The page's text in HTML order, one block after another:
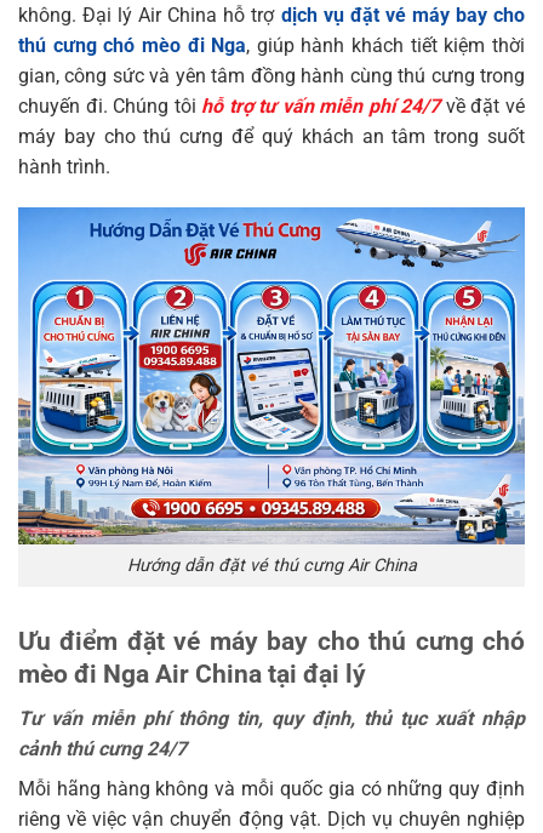
không. Đại lý Air China hỗ trợ dịch vụ đặt vé máy bay cho
thú cưng chó mèo đi Nga, giúp hành khách tiết kiệm thời
gian, công sức và yên tâm đồng hành cùng thú cưng trong
chuyến đi. Chúng tôi hỗ trợ tư vấn miễn phí 24/7về đặt vé
máy bay cho thú cưng để quý khách an tâm trong suốt
hành trình.
Hướng dẫn đặt vé thú cưng Air China
Ưu điểm đặt vé máy bay cho thú cưng chó
mèo đi Nga Air China tại đại lý
Tư vấn miễn phí thông tin, quy định, thủ tục xuất nhập
cảnh thú cưng 24/7
Mỗi hãng hàng không và mỗi quốc gia có những quy định
riêng về việc vận chuyển động vật. Dịch vụ chuyên nghiệp